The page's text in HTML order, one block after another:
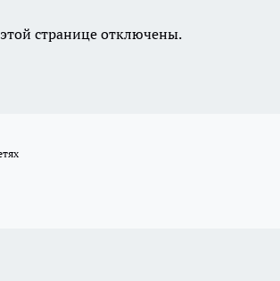
странице отключены.